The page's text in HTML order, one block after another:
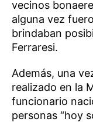
vecinos
alguna vez
brindaban
Ferraresi.
Además, una
realizado en la
funcionario
personas “hoy